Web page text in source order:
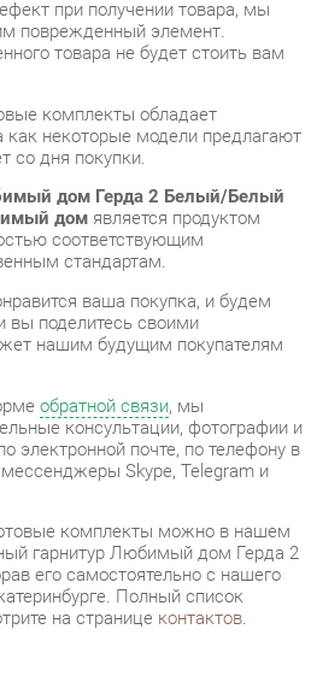
комплекты обладает
некоторые модели предлагают
со дня покупки.
домявляется продуктом
соответствующим
стандартам.
ваша покупка, и будем
поделитесь своими
нашим будущим покупателям
обратной связи, мы
консультации, фотографии и
почте, по телефону в
Skype, Telegram и
комплекты можно в нашем
гарнитур Любимый дом Герда 2
его самостоятельно с нашего
Полный список
на странице